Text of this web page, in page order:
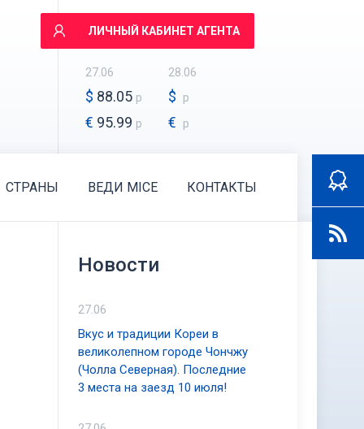
ЛИЧНЫЙ КАБИНЕТ АГЕНТА
27.06
$ 88.05 р
€ 95.99 р
28.06
$ р
€ р
СТРАНЫ ВЕДИ MICE КОНТАКТЫ
Новости
27.06
Вкус и традиции Кореи в
великолепном городе Чончжу
(Чолла Северная). Последние
3 места на заезд 10 июля!